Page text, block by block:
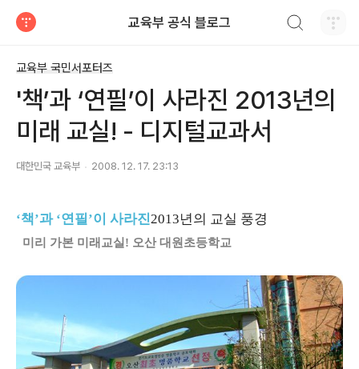
교육부 공식 블로그
교육부 국민서포터즈
'책’과 ‘연필’이 사라진 2013년의
미래 교실! - 디지털교과서
대한민국 교육부 2008. 12. 17. 23:13
‘책’과 ‘연필’이 사라진2013년의 교실 풍경
미리 가본 미래교실! 오산 대원초등학교